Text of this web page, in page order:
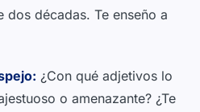
dos décadas. Te enseño a
¿Con qué adjetivos lo
o amenazante? ¿Te